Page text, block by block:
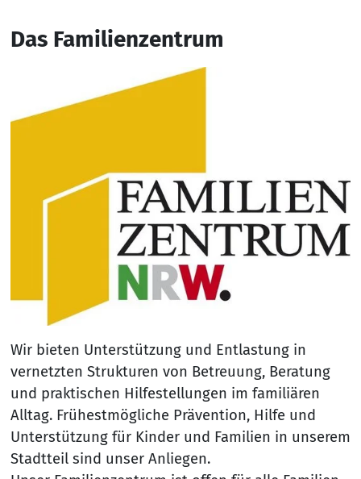
Das Familienzentrum
Wir bieten Unterstützung und Entlastung in
vernetzten Strukturen von Betreuung, Beratung
und praktischen Hilfestellungen im familiären
Alltag. Frühestmögliche Prävention, Hilfe und
Unterstützung für Kinder und Familien in unserem
Stadtteil sind unser Anliegen.